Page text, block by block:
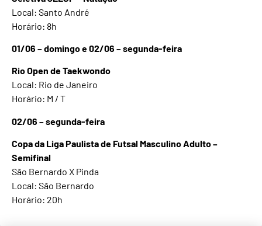
Local: Santo André
Horário: 8h
01/06 – domingo e 02/06 – segunda-feira
Rio Open de Taekwondo
Local: Rio de Janeiro
Horário: M / T
02/06 – segunda-feira
Copa da Liga Paulista de Futsal Masculino Adulto –
Semifinal
São Bernardo X Pinda
Local: São Bernardo
Horário: 20h